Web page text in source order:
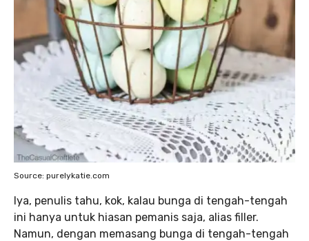
Source: purelykatie.com
Iya, penulis tahu, kok, kalau bunga di tengah-tengah
ini hanya untuk hiasan pemanis saja, alias filler.
Namun, dengan memasang bunga di tengah-tengah